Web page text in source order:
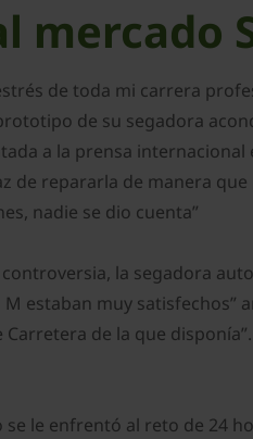
mercado
de toda mi carrera
de su segadora
a la prensa
repararla de manera
nadie se dio cuenta”
la segadora
estaban muy satisfechos”
de la que
le enfrentó al reto de 24